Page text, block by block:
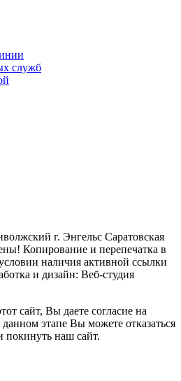
служб
г. Энгельс Саратовская
Копирование и перепечатка в
наличия активной ссылки
и дизайн: Веб-студия
сайт, Вы даете согласие на
этапе Вы можете отказаться
покинуть наш сайт.